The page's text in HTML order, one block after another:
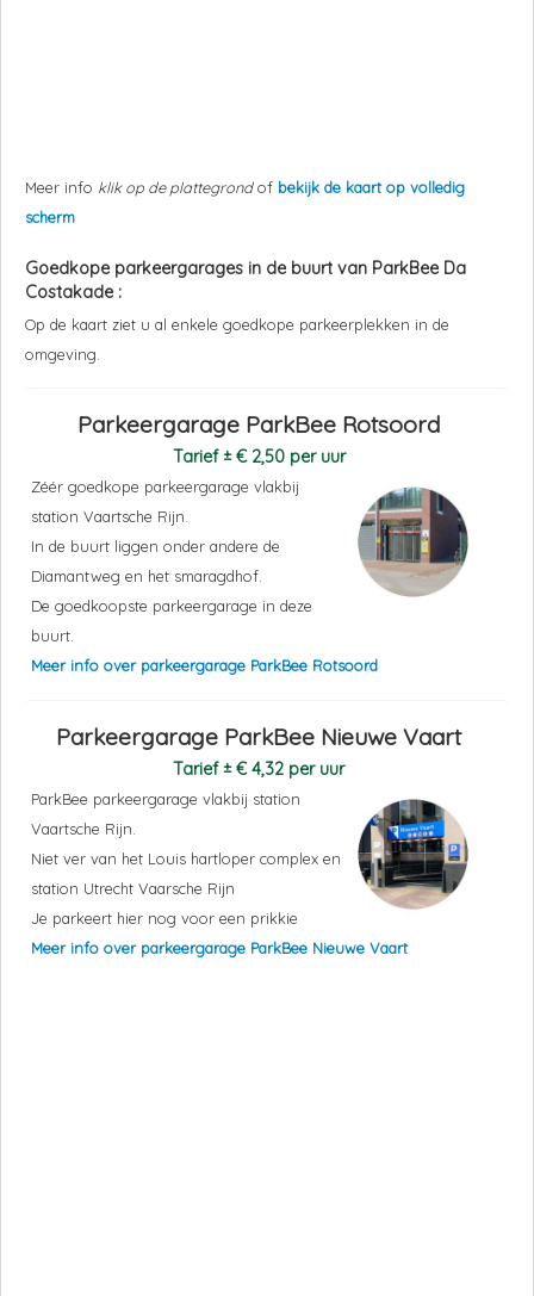
Meer info klik op de plattegrondof bekijk de kaart op volledig
scherm
Goedkope parkeergarages in de buurt van ParkBee Da
Costakade :
Op de kaart ziet u al enkele goedkope parkeerplekken in de
omgeving.
Parkeergarage ParkBee Rotsoord
Tarief ± € 2,50 per uur
Zéér goedkope parkeergarage vlakbij
station Vaartsche Rijn.
In de buurt liggen onder andere de
Diamantweg en het smaragdhof.
De goedkoopste parkeergarage in deze
buurt.
Meer info over parkeergarage ParkBee Rotsoord
Parkeergarage ParkBee Nieuwe Vaart
Tarief ± € 4,32 per uur
ParkBee parkeergarage vlakbij station
Vaartsche Rijn.
Niet ver van het Louis hartloper complex en
station Utrecht Vaarsche Rijn
Je parkeert hier nog voor een prikkie
Meer info over parkeergarage ParkBee Nieuwe Vaart